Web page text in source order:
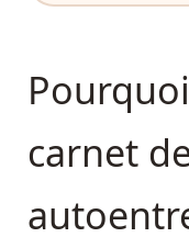
carnet